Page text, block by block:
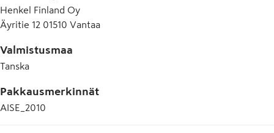
Henkel Finland Oy
Äyritie 12 01510 Vantaa
Valmistusmaa
Tanska
Pakkausmerkinnät
AISE_2010